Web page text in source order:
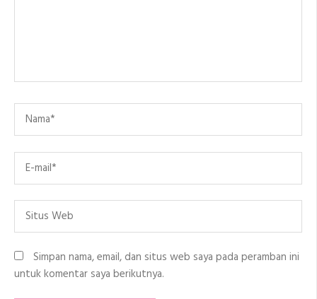
Name
Email
Situs
Web
Simpan nama, email, dan situs web saya pada peramban ini
untuk komentar saya berikutnya.